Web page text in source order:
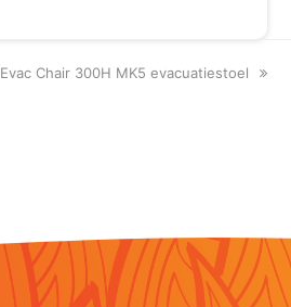
next
Evac Chair 300H MK5 evacuatiestoel